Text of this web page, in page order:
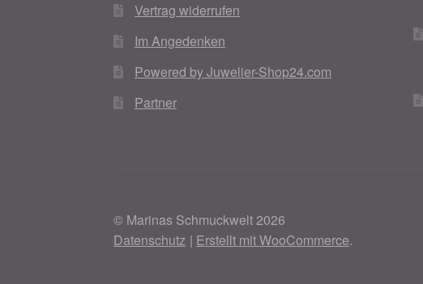
Vertrag widerrufen
Im Angedenken
Powered by Juwelier-Shop24.com
Partner
© Marinas Schmuckwelt 2026
Datenschutz
Erstellt mit WooCommerce.